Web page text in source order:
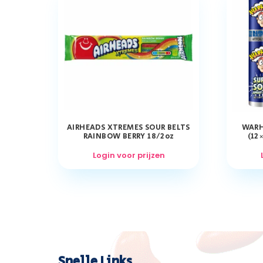
AIRHEADS XTREMES SOUR BELTS
RAINBOW BERRY 18/2oz
Login voor prijzen